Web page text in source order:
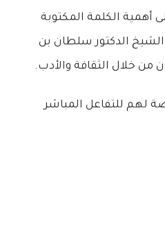
الكلمة المكتوبة
الدكتور سلطان بن
من خلال الثقافة والأدب.
لهم للتفاعل المباشر